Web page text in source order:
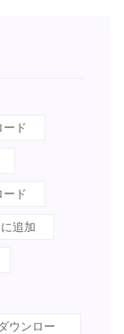
ード
ード
追加
ウンロー